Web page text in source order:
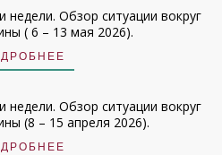
недели. Обзор ситуации вокруг
( 6 – 13 мая 2026).
недели. Обзор ситуации вокруг
(8 – 15 апреля 2026).